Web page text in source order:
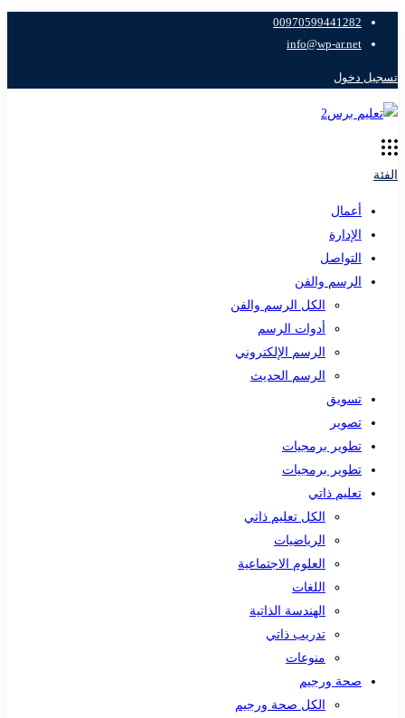
00970599441282
info@wp-ar.net
تسجيل دخول
الفئة
أعمال
الإدارة
التواصل
الرسم والفن
الكل الرسم والفن
أدوات الرسم
الرسم الإلكتروني
الرسم الحديث
تسويق
تصوير
تطوير برمجيات
تطوير برمجيات
تعليم ذاتي
الكل تعليم ذاتي
الرياضيات
العلوم الاجتماعية
اللغات
الهندسة الذاتية
تدريب ذاتي
منوعات
صحة ورجيم
الكل صحة ورجيم